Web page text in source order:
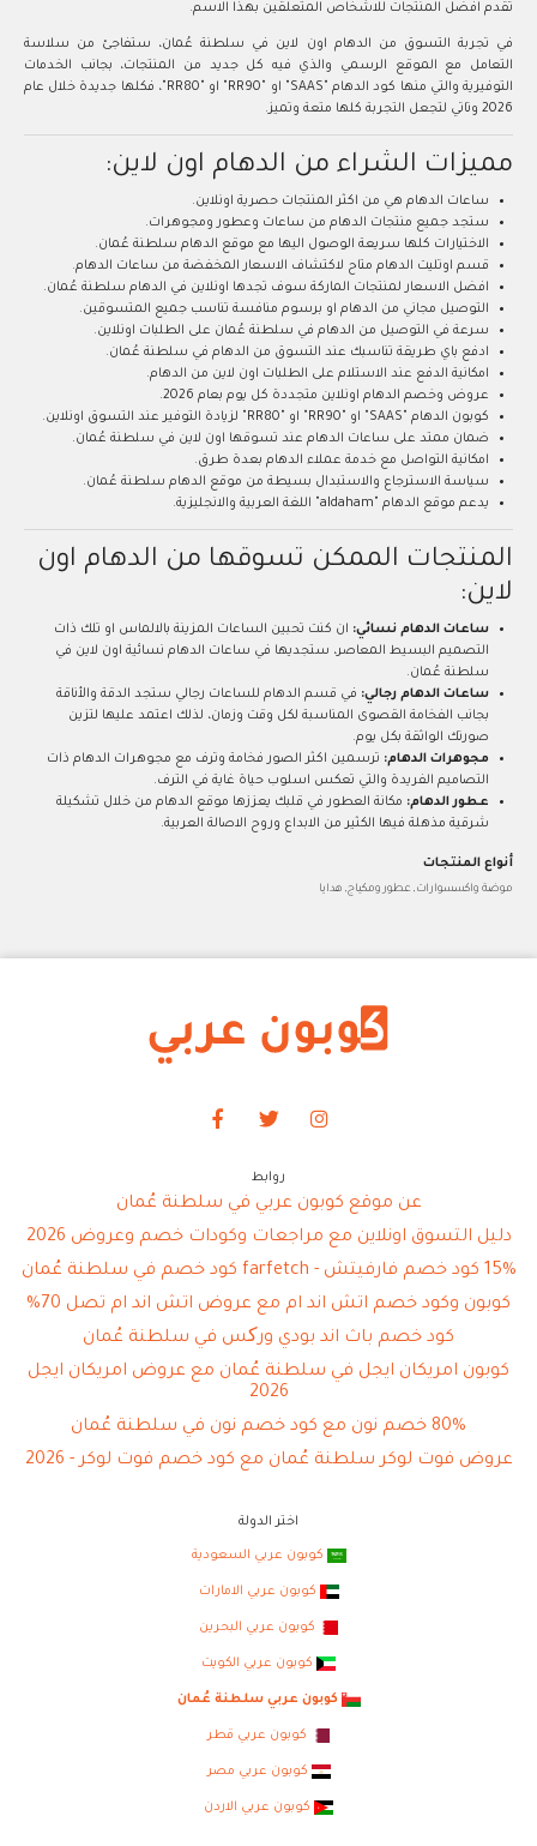
تقدم افضل المنتجات للاشخاص المتعلقين بهذا الاسم.
في تجربة التسوق من الدهام اون لاين في سلطنة عُمان، ستفاجئ من سلاسة
التعامل مع الموقع الرسمي والذي فيه كل جديد من المنتجات، بجانب الخدمات
التوفيرية والتي منها كود الدهام "SAAS" او "RR90" او "RR80"، فكلها جديدة خلال عام
2026 وتاتي لتجعل التجربة كلها متعة وتميز.
مميزات الشراء من الدهام اون لاين:
ساعات الدهام هي من اكثر المنتجات حصرية اونلاين.
ستجد جميع منتجات الدهام من ساعات وعطور ومجوهرات.
الاختيارات كلها سريعة الوصول اليها مع موقع الدهام سلطنة عُمان.
قسم اوتليت الدهام متاح لاكتشاف الاسعار المخفضة من ساعات الدهام.
افضل الاسعار لمنتجات الماركة سوف تجدها اونلاين في الدهام سلطنة عُمان.
التوصيل مجاني من الدهام او برسوم منافسة تناسب جميع المتسوقين.
سرعة في التوصيل من الدهام في سلطنة عُمان على الطلبات اونلاين.
ادفع باي طريقة تناسبك عند التسوق من الدهام في سلطنة عُمان.
امكانية الدفع عند الاستلام على الطلبات اون لاين من الدهام.
عروض وخصم الدهام اونلاين متجددة كل يوم بعام 2026.
كوبون الدهام "SAAS" او "RR90" او "RR80" لزيادة التوفير عند التسوق اونلاين.
ضمان ممتد على ساعات الدهام عند تسوقها اون لاين في سلطنة عُمان.
امكانية التواصل مع خدمة عملاء الدهام بعدة طرق.
سياسة الاسترجاع والاستبدال بسيطة من موقع الدهام سلطنة عُمان.
يدعم موقع الدهام "aldaham" اللغة العربية والانجليزية.
المنتجات الممكن تسوقها من الدهام اون
لاين:
ساعات الدهام نسائي: ان كنت تحبين الساعات المزينة بالالماس او تلك ذات
التصميم البسيط المعاصر، ستجديها في ساعات الدهام نسائية اون لاين في
سلطنة عُمان.
ساعات الدهام رجالي: في قسم الدهام للساعات رجالي ستجد الدقة والأناقة
بجانب الفخامة القصوى المناسبة لكل وقت وزمان، لذلك اعتمد عليها لتزين
صورتك الواثقة بكل يوم.
مجوهرات الدهام: ترسمين اكثر الصور فخامة وترف مع مجوهرات الدهام ذات
التصاميم الفريدة والتي تعكس اسلوب حياة غاية في الترف.
عطور الدهام: مكانة العطور في قلبك يعززها موقع الدهام من خلال تشكيلة
شرقية مذهلة فيها الكثير من الابداع وروح الاصالة العربية.
أنواع المنتجات
موضة واكسسوارات, عطور ومكياج, هدايا
روابط
عن موقع كوبون عربي في سلطنة عُمان
دليل التسوق اونلاين مع مراجعات وكودات خصم وعروض 2026
15% كود خصم فارفيتش - farfetch كود خصم في سلطنة عُمان
كوبون وكود خصم اتش اند ام مع عروض اتش اند ام تصل 70%
كود خصم باث اند بودي ورکس في سلطنة عُمان
كوبون امريكان ايجل في سلطنة عُمان مع عروض امريكان ايجل
2026
80% خصم نون مع كود خصم نون في سلطنة عُمان
عروض فوت لوكر سلطنة عُمان مع كود خصم فوت لوكر - 2026
اختر الدولة
كوبون عربي السعودية
كوبون عربي الامارات
كوبون عربي البحرين
كوبون عربي الكويت
كوبون عربي سلطنة عُمان
كوبون عربي قطر
كوبون عربي مصر
كوبون عربي الاردن